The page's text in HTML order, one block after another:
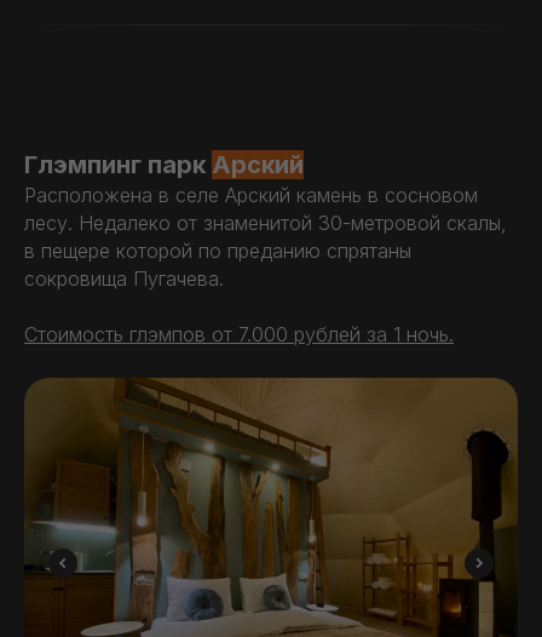
Глэмпинг парк Арский
Расположена в селе Арский камень в сосновом
лесу. Недалеко от знаменитой 30-метровой скалы,
в пещере которой по преданию спрятаны
сокровища Пугачева.
Стоимость глэмпов от 7.000 рублей за 1 ночь.